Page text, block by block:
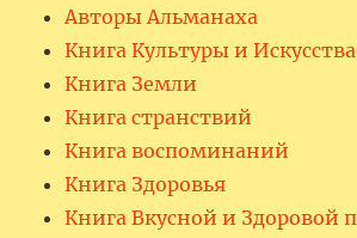
Авторы Альманаха
Книга Культуры и Искусства
Книга Земли
Книга странствий
Книга воспоминаний
Книга Здоровья
Книга Вкусной и Здоровой